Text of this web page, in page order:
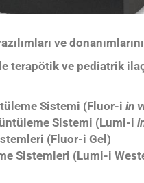
ve
terapötik ve pediatrik
Sistemi (Fluor-i in
Sistemi (Lumi-i
(Fluor-i Gel)
Sistemleri (Lumi-i